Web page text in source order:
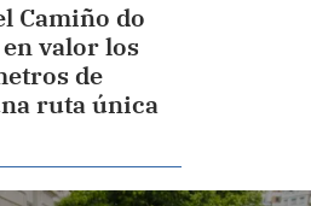
Camiño do
valor los
de
ruta única